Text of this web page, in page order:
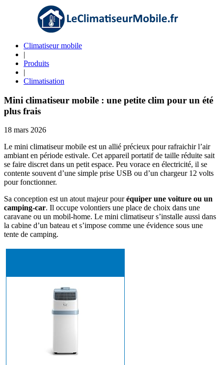
Climatiseur mobile
|
Produits
|
Climatisation
Mini climatiseur mobile : une petite clim pour un été
plus frais
18 mars 2026
Le mini climatiseur mobile est un allié précieux pour rafraichir l’air
ambiant en période estivale. Cet appareil portatif de taille réduite sait
se faire discret dans un petit espace. Peu vorace en électricité, il se
contente souvent d’une simple prise USB ou d’un chargeur 12 volts
pour fonctionner.
Sa conception est un atout majeur pouréquiper une voiture ou un
camping-car. Il occupe volontiers une place de choix dans une
caravane ou un mobil-home. Le mini climatiseur s’installe aussi dans
la cabine d’un bateau et s’impose comme une évidence sous une
tente de camping.